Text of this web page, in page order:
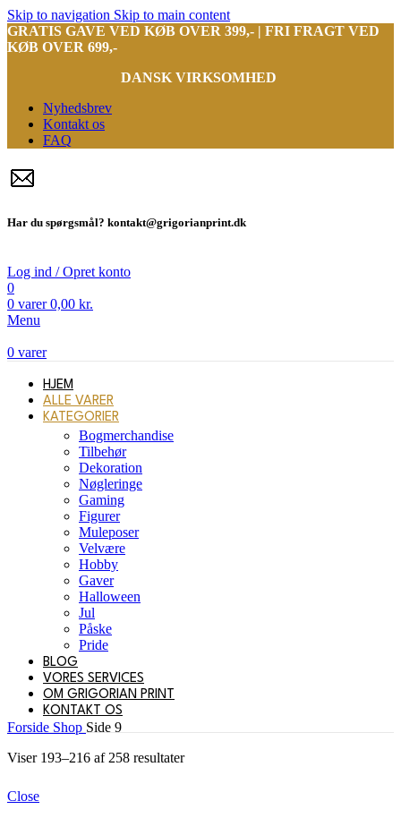
Skip to navigation Skip to main content
GRATIS GAVE VED KØB OVER 399,- | FRI FRAGT VED
KØB OVER 699,-
DANSK VIRKSOMHED
Nyhedsbrev
Kontakt os
FAQ
Har du spørgsmål? kontakt@grigorianprint.dk
Log ind / Opret konto
0
0 varer 0,00 kr.
Menu
0 varer
HJEM
ALLE VARER
KATEGORIER
Bogmerchandise
Tilbehør
Dekoration
Nøgleringe
Gaming
Figurer
Muleposer
Velvære
Hobby
Gaver
Halloween
Jul
Påske
Pride
BLOG
VORES SERVICES
OM GRIGORIAN PRINT
KONTAKT OS
Forside Shop Side 9
Viser 193–216 af 258 resultaterSorteret
Close